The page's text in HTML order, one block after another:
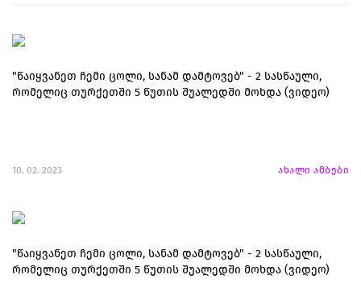
"წაიყვანეთ ჩემი ცოლი, სანამ დამტოვებ" - 2 სასწაული,
რომელიც თურქეთში 5 წუთის შუალედში მოხდა (ვიდეო)
10. 02. 2023 ახალი ამბები
"წაიყვანეთ ჩემი ცოლი, სანამ დამტოვებ" - 2 სასწაული,
რომელიც თურქეთში 5 წუთის შუალედში მოხდა (ვიდეო)